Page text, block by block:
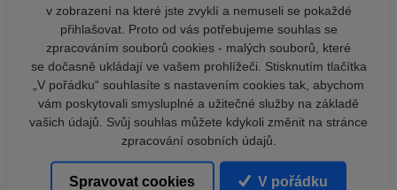
v zobrazení na které jste zvyklí a nemuseli se pokaždé
přihlašovat. Proto od vás potřebujeme souhlas se
zpracováním souborů cookies - malých souborů, které
se dočasně ukládají ve vašem prohlížeči. Stisknutím tlačítka
„V pořádku“ souhlasíte s nastavením cookies tak, abychom
vám poskytovali smysluplné a užitečné služby na základě
vašich údajů. Svůj souhlas můžete kdykoli změnit na stránce
zpracování osobních údajů.
Spravovat cookies V pořádku